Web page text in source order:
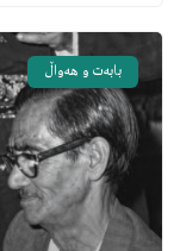
بابەت و هەواڵ